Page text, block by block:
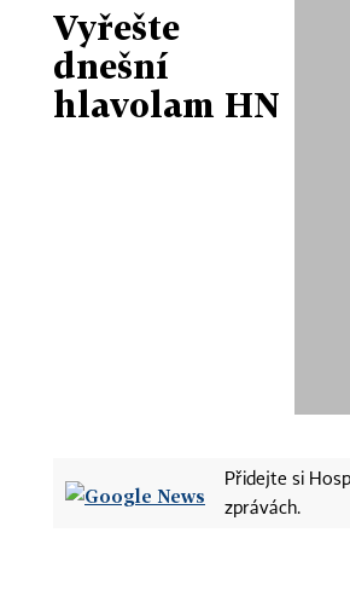
Vyřešte
dnešní
hlavolam HN
Přidejte si
zprávách.